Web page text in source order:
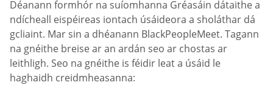
Déanann formhór na suíomhanna Gréasáin dátaithe a
ndícheall eispéireas iontach úsáideora a sholáthar dá
gcliaint. Mar sin a dhéanann BlackPeopleMeet. Tagann
na gnéithe breise ar an ardán seo ar chostas ar
leithligh. Seo na gnéithe is féidir leat a úsáid le
haghaidh creidmheasanna: